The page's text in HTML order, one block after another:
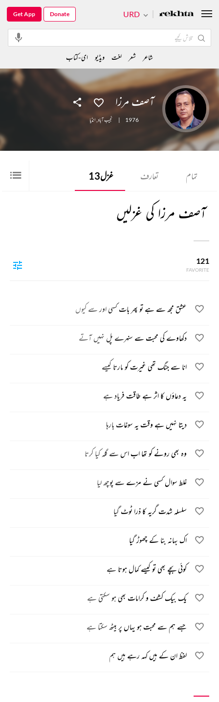
آصف مرزا
1976
| نجیب آباد,انڈیا
تمام تعارف غزل13
آصف مرزا کی غزلیں
121
FAVORITE
عشق مجھ سے ہے تو پھر بات کسی اور سے کیوں
دکھاوے کی محبت سے سنہرے پل نہیں آتے
انا سے جنگ تھی غیرت کو مارتا کیسے
یہ دعاؤں کا اثر ہے طاقت فریاد ہے
دیتا نہیں ہے وقت یہ سوغات بارہا
وہ بھی رونے کو تھا اب اس سے گلہ کیا کرتا
غلط سوال کسی نے مزے سے پوچھ لیا
سلسلہ شدت گریہ کا ذرا ٹوٹ گیا
اک بہانہ بنا کے چھوڑ گیا
کوئی بچے بھی تو کیسے کمال ہوتا ہے
یک بیک کشف و کرامات بھی ہو سکتی ہے
جسے ہم سے محبت ہو یہاں پر بیٹھ سکتا ہے
لفظ ان کے ہیں کہہ رہے ہیں ہم
URD
Get App Donate
شاعر شعر لغت ویڈیو ای-کتاب